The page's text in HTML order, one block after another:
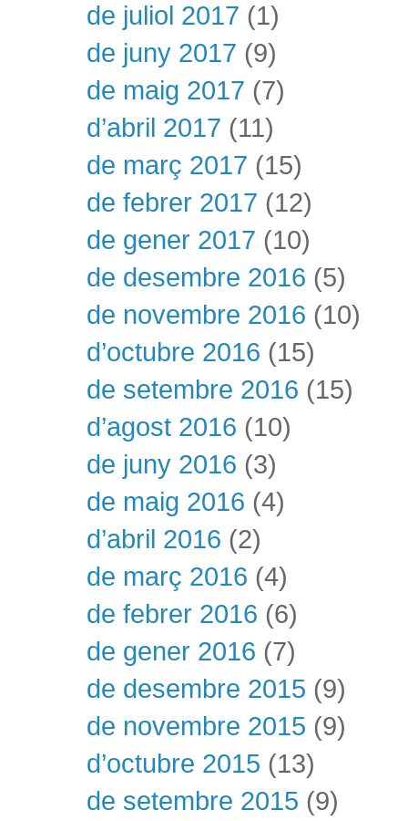
de juliol 2017 (1)
de juny 2017 (9)
de maig 2017 (7)
d’abril 2017 (11)
de març 2017 (15)
de febrer 2017 (12)
de gener 2017 (10)
de desembre 2016 (5)
de novembre 2016 (10)
d’octubre 2016 (15)
de setembre 2016 (15)
d’agost 2016 (10)
de juny 2016 (3)
de maig 2016 (4)
d’abril 2016 (2)
de març 2016 (4)
de febrer 2016 (6)
de gener 2016 (7)
de desembre 2015 (9)
de novembre 2015 (9)
d’octubre 2015 (13)
de setembre 2015 (9)